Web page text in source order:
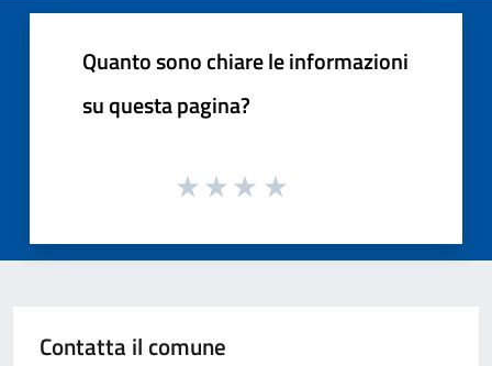
Quanto sono chiare le informazioni
su questa pagina?
Contatta il comune